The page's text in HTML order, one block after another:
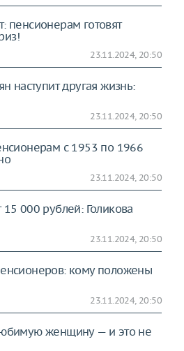
пенсионерам готовят
23.11.2024, 20:50
наступит другая жизнь:
23.11.2024, 20:50
с 1953 по 1966
23.11.2024, 20:50
000 рублей: Голикова
23.11.2024, 20:50
кому положены
23.11.2024, 20:50
женщину — и это не